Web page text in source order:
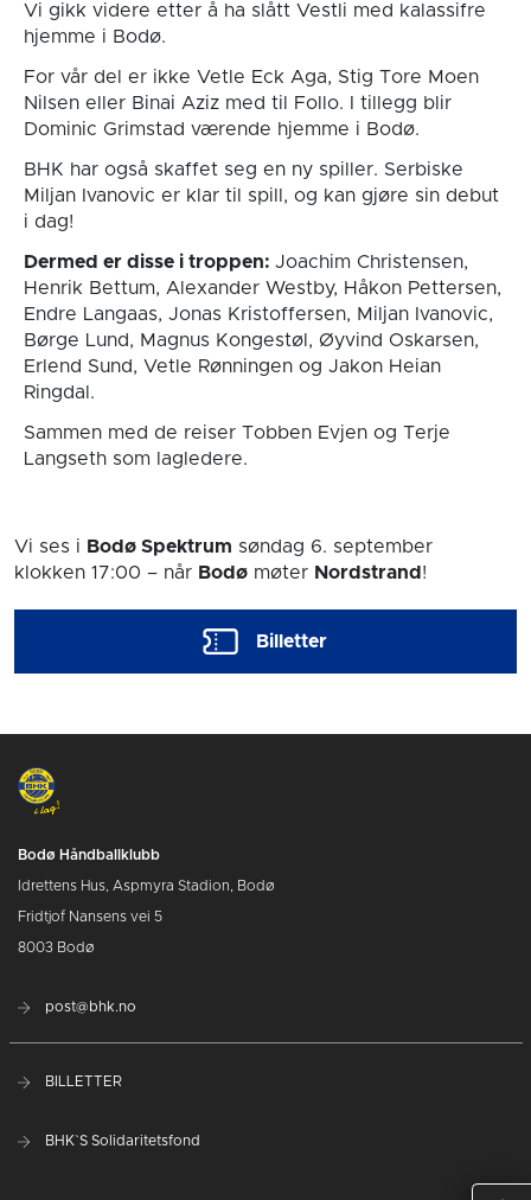
Vi gikk videre etter å ha slått Vestli med kalassifre
hjemme i Bodø.
For vår del er ikke Vetle Eck Aga, Stig Tore Moen
Nilsen eller Binai Aziz med til Follo. I tillegg blir
Dominic Grimstad værende hjemme i Bodø.
BHK har også skaffet seg en ny spiller. Serbiske
Miljan Ivanovic er klar til spill, og kan gjøre sin debut
i dag!
Dermed er disse i troppen: Joachim Christensen,
Henrik Bettum, Alexander Westby, Håkon Pettersen,
Endre Langaas, Jonas Kristoffersen, Miljan Ivanovic,
Børge Lund, Magnus Kongestøl, Øyvind Oskarsen,
Erlend Sund, Vetle Rønningen og Jakon Heian
Ringdal.
Sammen med de reiser Tobben Evjen og Terje
Langseth som lagledere.
Vi ses i Bodø Spektrum søndag 6. september
klokken 17:00 – når Bodø møter Nordstrand !
Billetter
Bodø Håndballklubb
Idrettens Hus, Aspmyra Stadion, Bodø
Fridtjof Nansens vei 5
8003 Bodø
post@bhk.no
BILLETTER
BHK`S Solidaritetsfond